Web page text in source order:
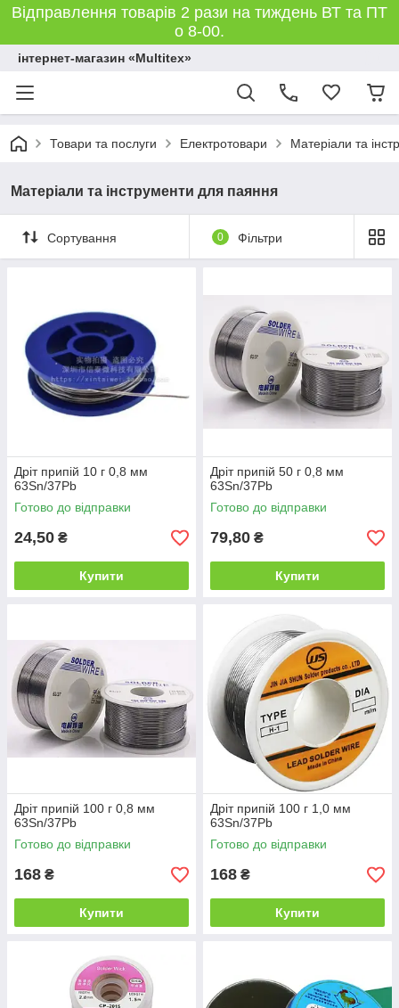
Відправлення товарів 2 рази на тиждень ВТ та ПТ
о 8-00.
інтернет-магазин «Multitex»
Товари та послуги Електротовари Матеріали та
Матеріали та інструменти для паяння
Сортування 0 Фільтри
Дріт припій 10 г 0,8 мм
63Sn/37Pb
Готово до відправки
24,50 ₴
Купити
Дріт припій 50 г 0,8 мм
63Sn/37Pb
Готово до відправки
79,80 ₴
Купити
Дріт припій 100 г 0,8 мм
63Sn/37Pb
Готово до відправки
168 ₴
Купити
Дріт припій 100 г 1,0 мм
63Sn/37Pb
Готово до відправки
168 ₴
Купити